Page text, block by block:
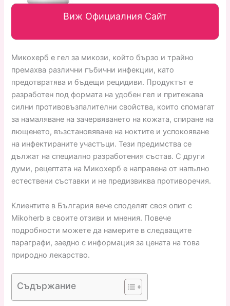
Виж Официалния Сайт
Микохерб е гел за микози, който бързо и трайно
премахва различни гъбични инфекции, като
предотвратява и бъдещи рецидиви. Продуктът е
разработен под формата на удобен гел и притежава
силни противовъзпалителни свойства, които спомагат
за намаляване на зачервяването на кожата, спиране на
лющенето, възстановяване на ноктите и успокояване
на инфектираните участъци. Тези предимства се
дължат на специално разработения състав. С други
думи, рецептата на Микохерб е направена от напълно
естествени съставки и не предизвиква противоречия.
Клиентите в България вече споделят своя опит с
Mikoherb в своите отзиви и мнения. Повече
подробности можете да намерите в следващите
параграфи, заедно с информация за цената на това
природно лекарство.
Съдържание